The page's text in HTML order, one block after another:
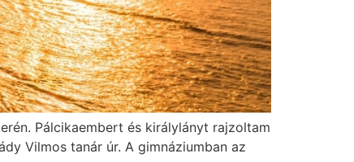
Pálcikaembert és királylányt rajzoltam
Vilmos tanár úr. A gimnáziumban az